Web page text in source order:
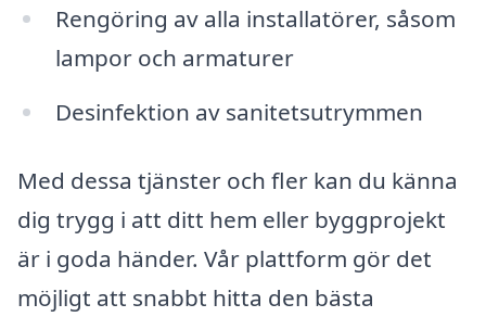
Rengöring av alla installatörer, såsom
lampor och armaturer
Desinfektion av sanitetsutrymmen
Med dessa tjänster och fler kan du känna
dig trygg i att ditt hem eller byggprojekt
är i goda händer. Vår plattform gör det
möjligt att snabbt hitta den bästa